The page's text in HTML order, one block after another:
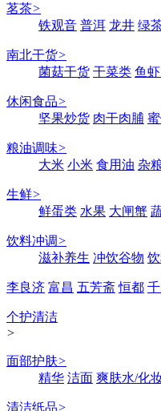
茗茶>
铁观音 普洱 龙井 绿
南北干货>
菌菇干货 干菜类 鱼
休闲食品>
坚果炒货 肉干肉脯
粮油调味>
大米 小米 食用油 杂
生鲜>
鲜蛋类 水果 大闸蟹
饮料冲调>
滋补养生 冲饮谷物
李良济 富昌 五芳斋 恒都
个护清洁
>
面部护肤>
精华 洁面 爽肤水/化
清洁纸品>